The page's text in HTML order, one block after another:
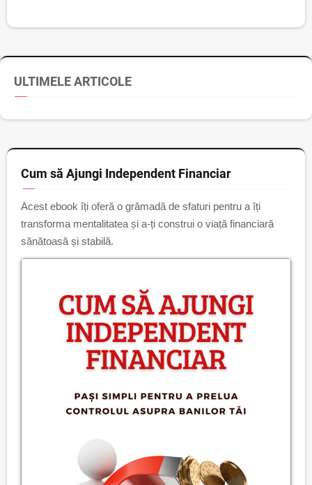
ULTIMELE ARTICOLE
Cum să Ajungi Independent Financiar
Acest ebook îți oferă o grămadă de sfaturi pentru a îți
transforma mentalitatea și a-ți construi o viață financiară
sănătoasă și stabilă.